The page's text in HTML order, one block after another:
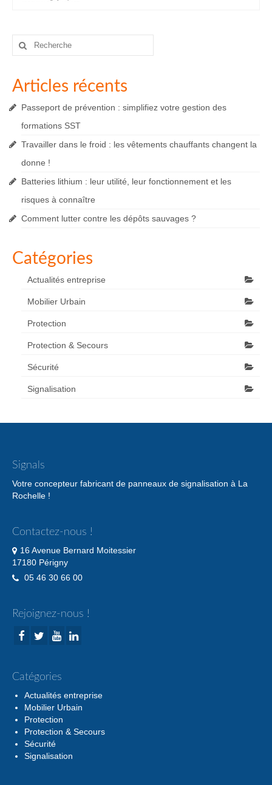
Rechercher
Articles récents
Passeport de prévention : simplifiez votre gestion des
formations SST
Travailler dans le froid : les vêtements chauffants changent la
donne !
Batteries lithium : leur utilité, leur fonctionnement et les
risques à connaître
Comment lutter contre les dépôts sauvages ?
Catégories
Actualités entreprise
Mobilier Urbain
Protection
Protection & Secours
Sécurité
Signalisation
Signals
Votre concepteur fabricant de panneaux de signalisation à La
Rochelle !
Contactez-nous !
16 Avenue Bernard Moitessier
17180 Périgny
05 46 30 66 00
Rejoignez-nous !
Catégories
Actualités entreprise
Mobilier Urbain
Protection
Protection & Secours
Sécurité
Signalisation